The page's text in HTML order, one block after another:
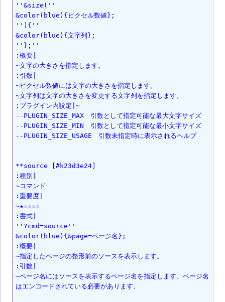
''&size(''
&color(blue){ピクセル数値};
''){''
&color(blue){文字列};
''};''
:概要|
~文字の大きさを指定します。
:引数|
~ピクセル数値には文字の大きさを指定します。
~文字列は文字の大きさを変更する文字列を指定します。
:プラグイン内設定|~
--PLUGIN_SIZE_MAX　引数として指定可能な最大文字サイズ
--PLUGIN_SIZE_MIN　引数として指定可能な最小文字サイズ
--PLUGIN_SIZE_USAGE　引数未指定時に表示されるヘルプ
**source [#k23d3e24]
:種別|
~コマンド
:重要度|
~★☆☆☆☆
:書式|
''?cmd=source''
&color(blue){&page=ページ名};
:概要|
~指定したページの整形前のソースを表示します。
:引数|
~ページ名にはソースを表示するページ名を指定します。ページ名
はエンコードされている必要があります。